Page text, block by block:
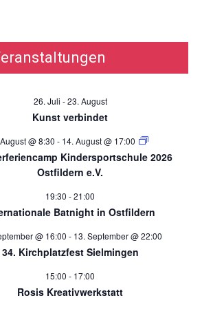
26. Juli -23. August
Kunst verbindet
@ 8:30 - 14. August @ 17:00
Kindersportschule 2026
Ostfildern e.V.
19:30 -21:00
Batnight in Ostfildern
@ 16:00 - 13. September @ 22:00
34. Kirchplatzfest Sielmingen
15:00 - 17:00
Rosis Kreativwerkstatt